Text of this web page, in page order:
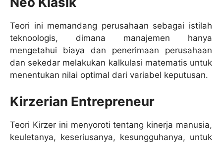
Teori ini memandang perusahaan sebagai istilah
teknoologis, dimana manajemen hanya
mengetahui biaya dan penerimaan perusahaan
dan sekedar melakukan kalkulasi matematis untuk
menentukan nilai optimal dari variabel keputusan.
Kirzerian Entrepreneur
Teori Kirzer ini menyoroti tentang kinerja manusia,
keuletanya, keseriusanya, kesungguhanya, untuk